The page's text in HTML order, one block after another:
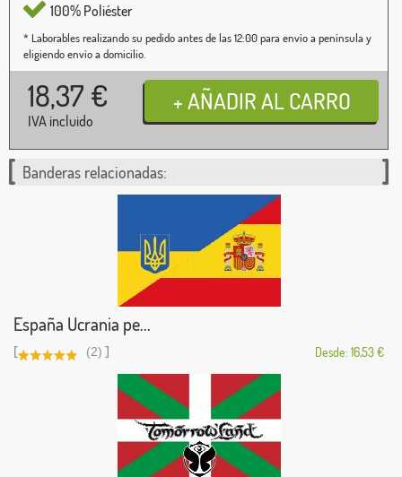
100% Poliéster
* Laborables realizando su pedido antes de las 12:00 para envío a península y
eligiendo envío a domicilio.
18,37 €
IVA incluido
Banderas relacionadas:
España Ucrania pe...
[ (2) ] Desde: 16,53 €